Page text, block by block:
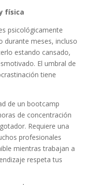
física
psicológicamente
durante meses, incluso
estando cansado,
El umbral de
tiene
de un bootcamp
de concentración
Requiere una
profesionales
mientras trabajan a
respeta tus